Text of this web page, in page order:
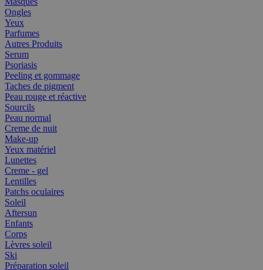
Ongles
Yeux
Parfumes
Autres Produits
Serum
Psoriasis
Peeling et gommage
Taches de pigment
Peau rouge et réactive
Sourcils
Peau normal
Creme de nuit
Make-up
Yeux matériel
Lunettes
Creme - gel
Lentilles
Patchs oculaires
Soleil
Aftersun
Enfants
Corps
Lèvres soleil
Ski
Préparation soleil